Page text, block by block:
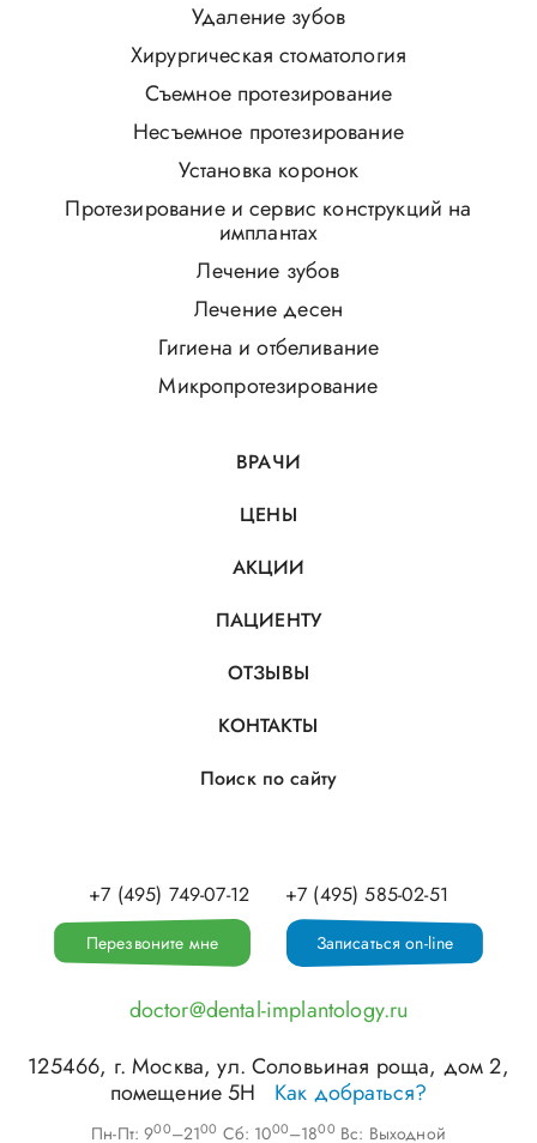
Удаление зубов
Хирургическая стоматология
Съемное протезирование
Несъемное протезирование
Установка коронок
Протезирование и сервис конструкций на
имплантах
Лечение зубов
Лечение десен
Гигиена и отбеливание
Микропротезирование
ВРАЧИ
ЦЕНЫ
АКЦИИ
ПАЦИЕНТУ
ОТЗЫВЫ
КОНТАКТЫ
Поиск по сайту
+7 (495) 749-07-12 +7 (495) 585-02-51
Перезвоните мне Записаться on-line
doctor@dental-implantology.ru
125466, г.Москва,ул. Соловьиная роща, дом 2,
помещение 5Н
Как добраться?
Пн-Пт: 900–2100 Сб: 1000–1800 Вс: Выходной